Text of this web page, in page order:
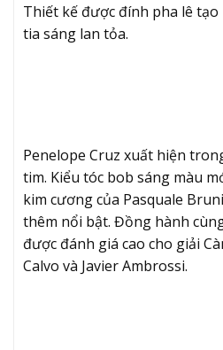
Thiết kế được đính pha lê
tia sáng lan tỏa.
Penelope Cruz xuất hiện
tim. Kiểu tóc bob sáng màu
kim cương của Pasquale
thêm nổi bật. Đồng hành
được đánh giá cao cho giải
Calvo và Javier Ambrossi.